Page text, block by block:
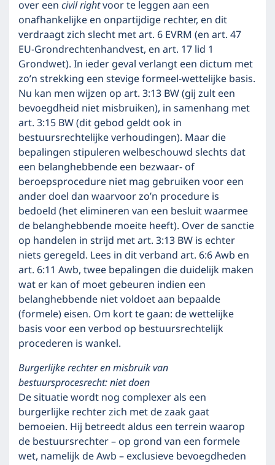
over eencivil rightvoor te leggen aan een
onafhankelijke en onpartijdige rechter, en dit
verdraagt zich slecht met art. 6 EVRM (en art. 47
EU-Grondrechtenhandvest, en art. 17 lid 1
Grondwet). In ieder geval verlangt een dictum met
zo’n strekking een stevige formeel-wettelijke basis.
Nu kan men wijzen op art. 3:13 BW (gij zult een
bevoegdheid niet misbruiken), in samenhang met
art. 3:15 BW (dit gebod geldt ook in
bestuursrechtelijke verhoudingen). Maar die
bepalingen stipuleren welbeschouwd slechts dat
een belanghebbende een bezwaar- of
beroepsprocedure niet mag gebruiken voor een
ander doel dan waarvoor zo’n procedure is
bedoeld (het elimineren van een besluit waarmee
de belanghebbende moeite heeft). Over de sanctie
op handelen in strijd met art. 3:13 BW is echter
niets geregeld. Lees in dit verband art. 6:6 Awb en
art. 6:11 Awb, twee bepalingen die duidelijk maken
wat er kan of moet gebeuren indien een
belanghebbende niet voldoet aan bepaalde
(formele) eisen. Om kort te gaan: de wettelijke
basis voor een verbod op bestuursrechtelijk
procederen is wankel.
Burgerlijke rechter en misbruik van
bestuursprocesrecht: niet doen
De situatie wordt nog complexer als een
burgerlijke rechter zich met de zaak gaat
bemoeien. Hij betreedt aldus een terrein waarop
de bestuursrechter – op grond van een formele
wet, namelijk de Awb – exclusieve bevoegdheden